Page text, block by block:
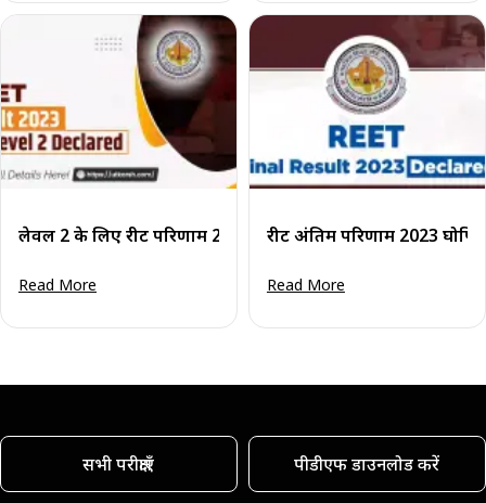
लेवल 2 के लिए रीट परिणाम 2023 घोषित
Read More
रीट अंतिम परिणाम 2023
Read More
सभी परीक्षाएँ पीडीएफ डाउनलोड करें